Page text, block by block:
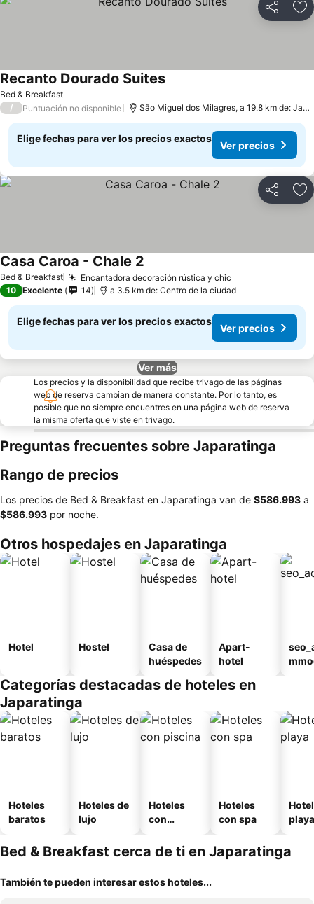
Compartir
Bed & Breakfast
Recanto Dourado SuitesVer precios
/ Puntuación no disponible São Miguel dos Milagres, a 19.8 km de:
Elige fechas para ver los precios exactos
Ver precios
Compartir
Bed & Breakfast Encantadora decoración rústica y chic
Casa Caroa - Chale 2
10 Excelente 14 a 3.5 km de: Centro de la ciudad
Elige fechas para ver los precios exactos
Ver precios
Ver más
Los precios y la disponibilidad que recibe trivago de las páginas
web de reserva cambian de manera constante. Por lo tanto, es
posible que no siempre encuentres en una página web de reserva
la misma oferta que viste en trivago.
Preguntas frecuentes sobre Japaratinga
Rango de precios
Los precios de Bed & Breakfast en Japaratinga van de ‎$586.993 a
‎$586.993 por noche.
Otros hospedajes en Japaratinga
Hotel Hostel
Casa de
huéspedes
Apart-
hotel
Categorías destacadas de hoteles en
Japaratinga
Hoteles
baratos
Hoteles de
lujo
Hoteles
con
Hoteles
con spa
playa
Bed & Breakfast cerca de ti en Japaratinga
También te pueden interesar estos hoteles...